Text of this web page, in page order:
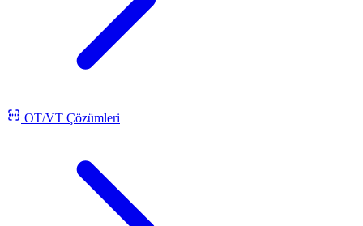
OT/VT Çözümleri